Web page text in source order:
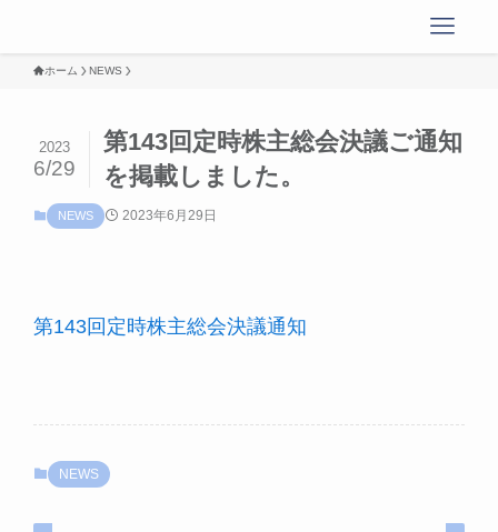
ホーム NEWS
第143回定時株主総会決議ご通知
を掲載しました。
2023
6/29
NEWS 2023年6月29日
第143回定時株主総会決議通知
NEWS